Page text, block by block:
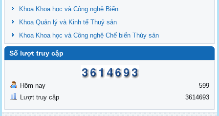
Khoa Khoa học và Công nghệ Biển
Khoa Quản lý và Kinh tế Thuỷ sản
Khoa Khoa học và Công nghệ Chế biến Thủy sản
Số lượt truy cập
Hôm nay
Lượt truy cập
599
3614693